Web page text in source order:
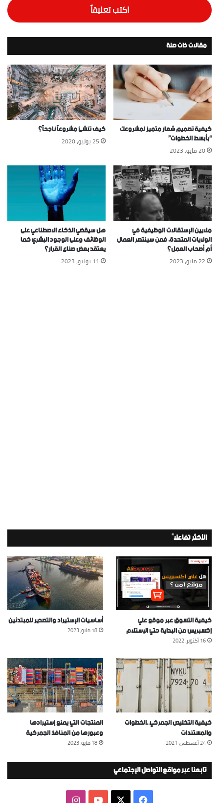
اكتب تعليقاً
مقالات ذات صلة
كيفية تصميم شعار متميز لمشروعك
“بأبسط الخطوات”
20 مايو، 2023
كيف تنشئ مشروعاً ناجحاً؟
25 يوليو، 2020
ملايين الإستقالات الوظيفية في
الولايات المتحدة، فمن سينتصر العمال
أم أصحاب العمل؟
22 مايو، 2023
هل سيقضي الذكاء الاصطناعي على
الوظائف وعلى الوجود البشري كما
يعتقد بعض صناع القرار؟
11 يونيو، 2023
الأكثر تفاعلاً
كيفية التسوق عبر موقع علي
إكسبريس من البداية حتي الإستلام
16 أكتوبر، 2022
أساسيات الإستيراد والتصدير للمبتدئين
18 مايو، 2023
كيفية التخليص الجمركي..الخطوات
والمستندات
24 أغسطس، 2021
المنتجات التي يمنع إستيرادها
وعبورها من المنافذ الجمركية
18 مايو، 2023
تابعنا عبر مواقع التواصل الإجتماعي
فيسبوك ‫YouTubeانستقرام